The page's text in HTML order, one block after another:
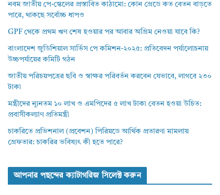
নবম জাতীয় পে-স্কেলের প্রস্তাবিত কাঠামো: কোন গ্রেডে কত বেতন বাড়তে
পারে, থাকছে সর্বোচ্চ ধাপও
GPF থেকে প্রথম ঋণ শেষ হওয়ার পর আবার অগ্রিম নেওয়া যাবে কি?
বাংলাদেশ জুডিশিয়াল সার্ভিস পে কমিশন-২০২৫: প্রতিবেদন পর্যালোচনায়
উচ্চপর্যায়ের কমিটি গঠন
জাতীয় পরিচয়পত্রের ছবি ও স্বাক্ষর পরিবর্তন করবেন যেভাবে, লাগবে ২৩০
টাকা
মন্ত্রীদের ন্যূনতম ১০ লাখ ও এমপিদের ৫ লাখ টাকা বেতন হওয়া উচিত:
প্রবাসীকল্যাণ প্রতিমন্ত্রী
চাকরিতে প্রভিশনাল (প্রবেশন) পিরিয়ডে আর্থিক প্রতারণা মামলায়
গ্রেফতার: চাকরির ভবিষ্যৎ কী হতে পারে?
আপনার পছন্দের ক্যাটাগরিজ সিলেক্ট করুন